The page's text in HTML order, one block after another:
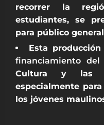
recorrer la
estudiantes, se
para público
Esta
financiamiento
Cultura y las
especialmente
los jóvenes